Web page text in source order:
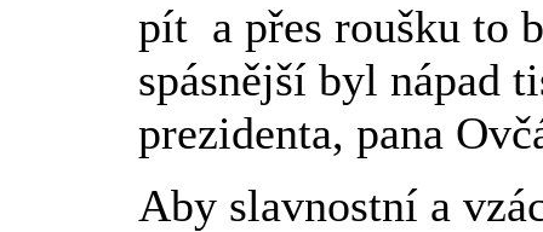
pít a přes roušku to
spásnější byl nápad
prezidenta, pana
Aby slavnostní a